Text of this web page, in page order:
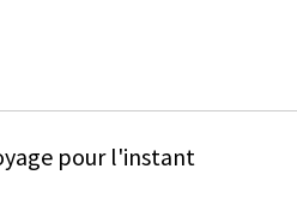
pour l'instant